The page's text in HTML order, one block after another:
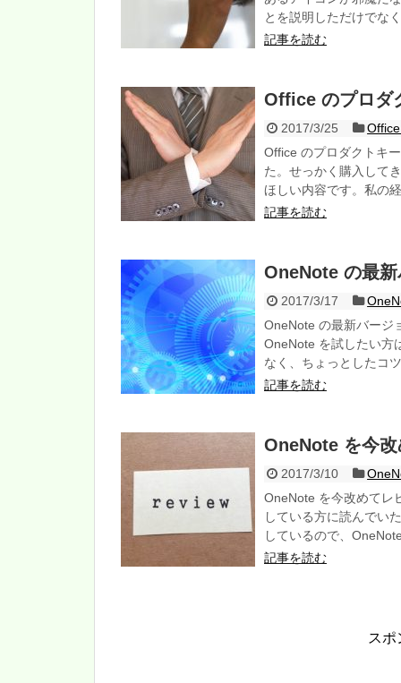
とを説明しただけでな
記事を読む
Office のプロダ
2017/3/25
Office のプロダクトキ
た。せっかく購入して
ほしい内容です。私の
記事を読む
OneNote の最
2017/3/17
OneNote の最新バージ
OneNote を試したい方
なく、ちょっとしたコ
記事を読む
OneNote を今
2017/3/10
OneNote を今改めてレ
している方に読んでい
しているので、
記事を読む
スポ